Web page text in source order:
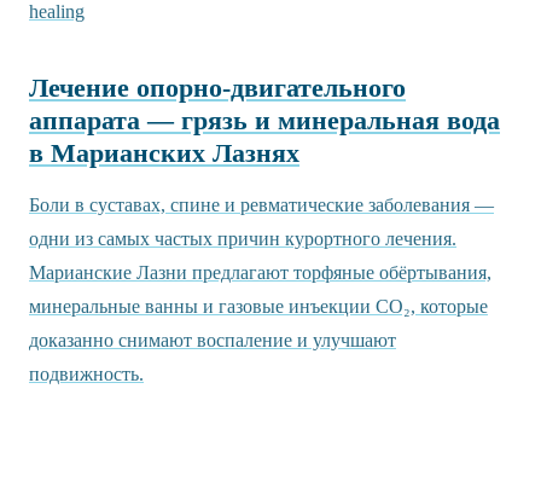
healing
Лечение опорно-двигательного
аппарата — грязь и минеральная вода
в Марианских Лазнях
Боли в суставах, спине и ревматические заболевания —
одни из самых частых причин курортного лечения.
Марианские Лазни предлагают торфяные обёртывания,
минеральные ванны и газовые инъекции CO₂, которые
доказанно снимают воспаление и улучшают
подвижность.